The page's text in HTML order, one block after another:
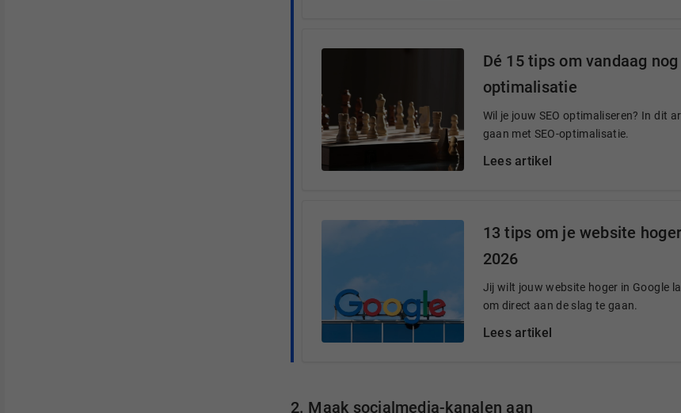
Dé 15 tips om vandaag
optimalisatie
Wil je jouw SEO optimaliseren? In dit
gaan met SEO-optimalisatie.
Lees artikel
13 tips om je website
2026
Jij wilt jouw website hoger in Google
om direct aan de slag te gaan.
Lees artikel
2. Maak socialmedia-kanalen aan